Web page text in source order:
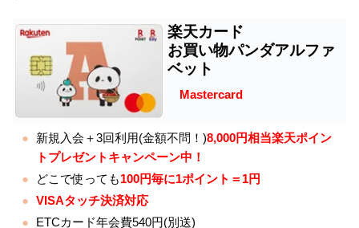
楽天カード
お買い物パンダアルファ
ベット
Mastercard
新規入会＋3回利用(金額不問！)8,000円相当楽天ポイン
トプレゼントキャンペーン中！
どこで使っても100円毎に1ポイント＝1円
VISAタッチ決済対応
ETCカード年会費540円(別送)